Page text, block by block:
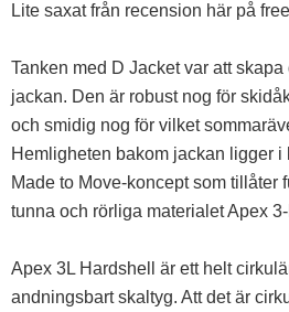
Lite saxat från recension här på
Tanken med D Jacket var att
jackan. Den är robust nog för
och smidig nog för vilket
Hemligheten bakom jackan ligger
Made to Move-koncept som tillåter
tunna och rörliga materialet Apex
Apex 3L Hardshell är ett helt
andningsbart skaltyg. Att det är